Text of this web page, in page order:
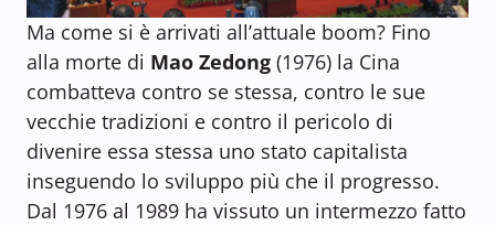
Ma come si è arrivati all’attuale boom? Fino
alla morte di Mao Zedong (1976) la Cina
combatteva contro se stessa, contro le sue
vecchie tradizioni e contro il pericolo di
divenire essa stessa uno stato capitalista
inseguendo lo sviluppo più che il progresso.
Dal 1976 al 1989 ha vissuto un intermezzo fatto